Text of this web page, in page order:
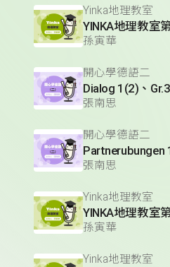
Yinka地理教室
YINKA地理教室
孫寅華
開心學德語二
Dialog 1(2)、
張南思
開心學德語二
張南思
Yinka地理教室
YINKA地理教室
孫寅華
Yinka地理教室